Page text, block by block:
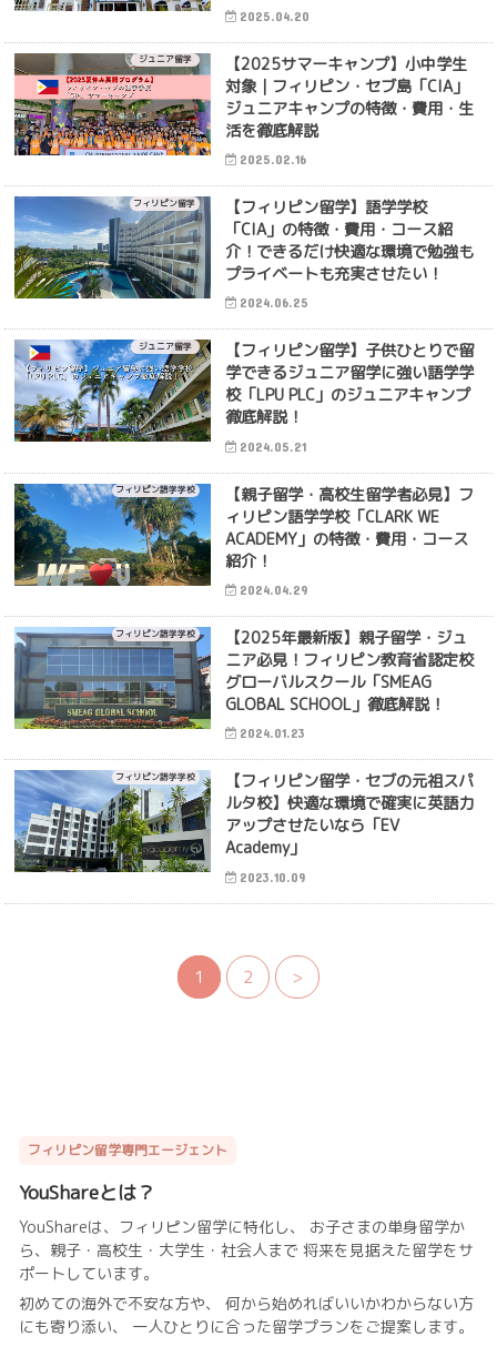
2025.04.20
ジュニア留学
【2025サマーキャンプ】小中学生
対象｜フィリピン・セブ島「CIA」
ジュニアキャンプの特徴・費用・生
活を徹底解説
2025.02.16
フィリピン留学
【フィリピン留学】語学学校
「CIA」の特徴・費用・コース紹
介！できるだけ快適な環境で勉強も
プライベートも充実させたい！
2024.06.25
ジュニア留学
【フィリピン留学】子供ひとりで留
学できるジュニア留学に強い語学学
校「LPU PLC」のジュニアキャンプ
徹底解説！
2024.05.21
フィリピン語学学校
【親子留学・高校生留学者必見】フ
ィリピン語学学校「CLARK WE
ACADEMY」の特徴・費用・コース
紹介！
2024.04.29
フィリピン語学学校
【2025年最新版】親子留学・ジュ
ニア必見！フィリピン教育省認定校
グローバルスクール「SMEAG
GLOBAL SCHOOL」徹底解説！
2024.01.23
フィリピン語学学校
【フィリピン留学・セブの元祖スパ
ルタ校】快適な環境で確実に英語力
アップさせたいなら「EV
Academy」
2023.10.09
1 2 >
フィリピン留学専門エージェント
YouShareとは？
YouShareは、フィリピン留学に特化し、 お子さまの単身留学か
ら、親子・高校生・大学生・社会人まで 将来を見据えた留学をサ
ポートしています。
初めての海外で不安な方や、 何から始めればいいかわからない方
にも寄り添い、 一人ひとりに合った留学プランをご提案します。